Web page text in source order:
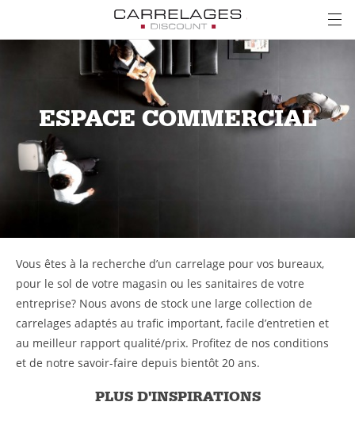
ESPACE COMMERCIAL
Vous êtes à la recherche d’un carrelage pour vos bureaux,
pour le sol de votre magasin ou les sanitaires de votre
entreprise? Nous avons de stock une large collection de
carrelages adaptés au trafic important, facile d’entretien et
au meilleur rapport qualité/prix. Profitez de nos conditions
et de notre savoir-faire depuis bientôt 20 ans.
PLUS D'INSPIRATIONS